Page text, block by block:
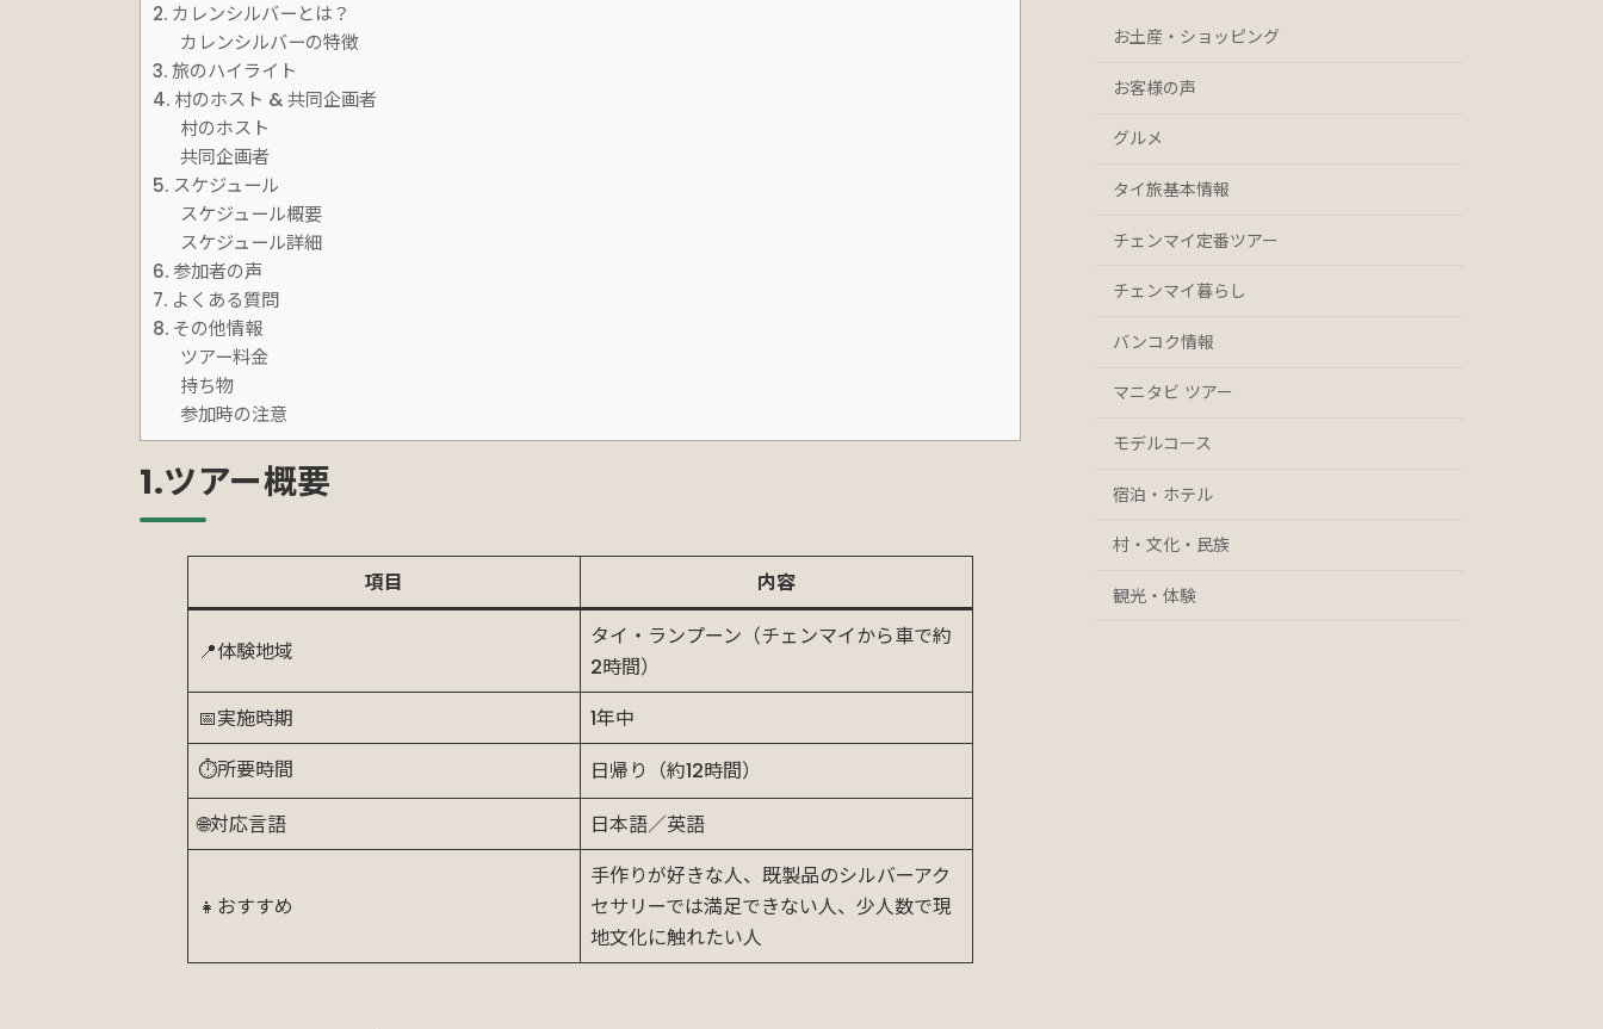
2. カレンシルバーとは？
カレンシルバーの特徴
3. 旅のハイライト
4. 村のホスト & 共同企画者
村のホスト
共同企画者
5. スケジュール
スケジュール概要
スケジュール詳細
6. 参加者の声
7. よくある質問
8. その他情報
ツアー料金
持ち物
参加時の注意
1.ツアー概要
項目 内容
📍体験地域
タイ・ランプーン（チェンマイから車で約
2時間）
📅実施時期
1年中
⏱️所要時間
日帰り（約12時間）
🌐対応言語
日本語／英語
👧おすすめ
手作りが好きな人、既製品のシルバーアク
セサリーでは満足できない人、少人数で現
地文化に触れたい人
お土産・ショッピング
お客様の声
グルメ
タイ旅基本情報
チェンマイ定番ツアー
チェンマイ暮らし
バンコク情報
マニタビ ツアー
モデルコース
宿泊・ホテル
村・文化・民族
観光・体験